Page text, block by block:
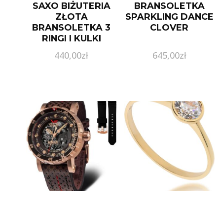
SAXO BIŻUTERIA
ZŁOTA
BRANSOLETKA 3
RINGI I KULKI
440,00zł
BRANSOLETKA
SPARKLING DANCE
CLOVER
645,00zł